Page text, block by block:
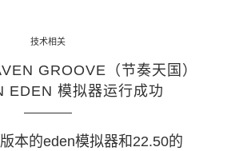
技术相关
GROOVE（节奏天国）
EDEN 模拟器运行成功
本的eden模拟器和22.50的